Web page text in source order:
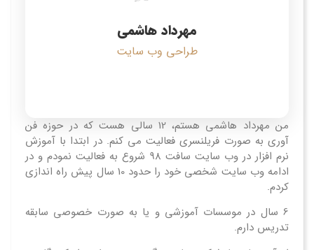
مهرداد هاشمی
طراحی وب سایت
من مهرداد هاشمی هستم، 12 سالی هست که در حوزه فن
آوری به صورت فریلنسری فعالیت می کنم. در ابتدا با آموزش
نرم افزار در وب سایت سافت 98 شروع به فعالیت نمودم و در
ادامه وب سایت شخصی خود را حدود 10 سال پیش راه اندازی
کردم.
6 سال در موسسات آموزشی و یا به صورت خصوصی سابقه
تدریس دارم.